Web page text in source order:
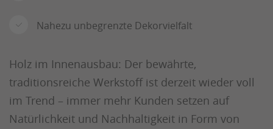
Nahezu unbegrenzte Dekorvielfalt
Holz im Innenausbau: Der bewährte,
traditionsreiche Werkstoff ist derzeit wieder voll
im Trend – immer mehr Kunden setzen auf
Natürlichkeit und Nachhaltigkeit in Form von